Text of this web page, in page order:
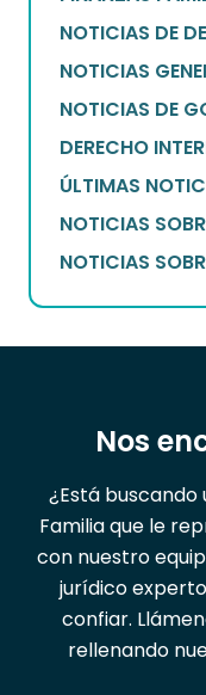
NOTICIAS DE
NOTICIAS
NOTICIAS DE
DERECHO
ÚLTIMAS
NOTICIAS
NOTICIAS
Nos
¿Está
Familia que le
con nuestro
jurídico
confiar.
rellenando